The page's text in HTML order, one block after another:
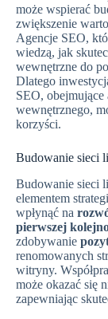
może wspierać
zwiększenie
Agencje SEO,
wiedzą, jak
wewnętrzne do
Dlatego
SEO,
wewnętrznego,
korzyści.
Budowanie sieci
Budowanie sieci
elementem
wpłynąć na
pierwszej
zdobywanie
renomowanych
witryny.
może okazać się
zapewniając